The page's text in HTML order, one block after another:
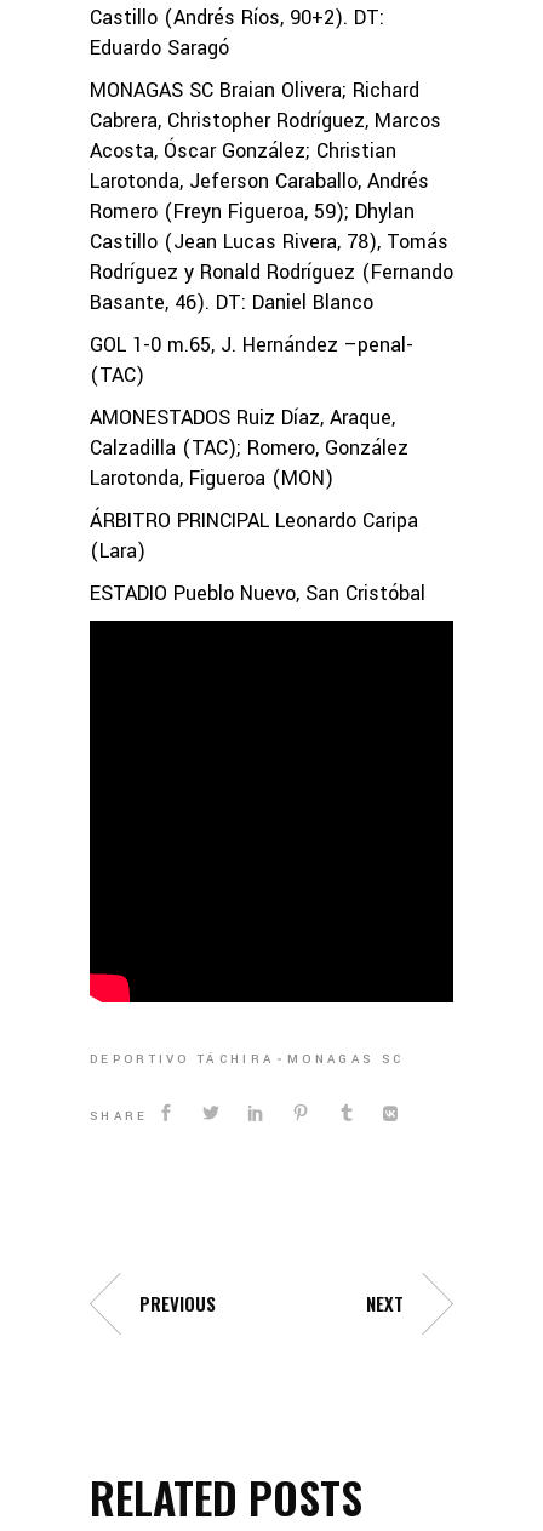
Castillo (Andrés Ríos, 90+2). DT:
Eduardo Saragó
MONAGAS SC Braian Olivera; Richard
Cabrera, Christopher Rodríguez, Marcos
Acosta, Óscar González; Christian
Larotonda, Jeferson Caraballo, Andrés
Romero (Freyn Figueroa, 59); Dhylan
Castillo (Jean Lucas Rivera, 78), Tomás
Rodríguez y Ronald Rodríguez (Fernando
Basante, 46). DT: Daniel Blanco
GOL 1-0 m.65, J. Hernández –penal-
(TAC)
AMONESTADOS Ruiz Díaz, Araque,
Calzadilla (TAC); Romero, González
Larotonda, Figueroa (MON)
ÁRBITRO PRINCIPAL Leonardo Caripa
(Lara)
ESTADIO Pueblo Nuevo, San Cristóbal
DEPORTIVO TÁCHIRA MONAGAS SC
SHARE
PREVIOUS NEXT
RELATED POSTS